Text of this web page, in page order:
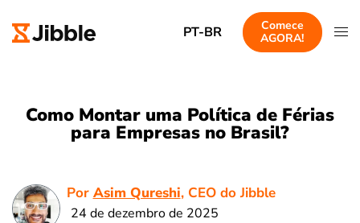
PT-BR
Comece
AGORA!
Como Montar uma Política de Férias
para Empresas no Brasil?
Por Asim Qureshi, CEO do Jibble
24 de dezembro de 2025